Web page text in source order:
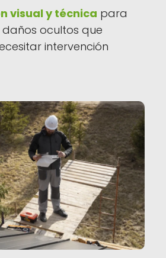
visual y técnica para
ocultos que
intervención